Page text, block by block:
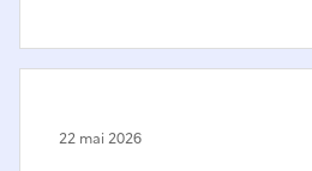
22 mai 2026